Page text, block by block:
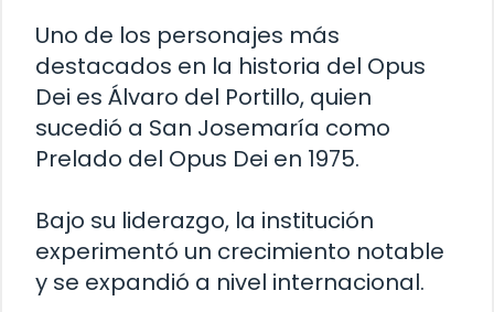
Uno de los personajes más
destacados en la historia del Opus
Dei es Álvaro del Portillo, quien
sucedió a San Josemaría como
Prelado del Opus Dei en 1975.
Bajo su liderazgo, la institución
experimentó un crecimiento notable
y se expandió a nivel internacional.